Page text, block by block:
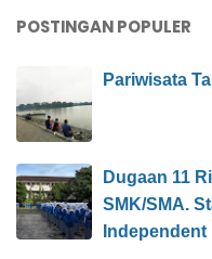
POSTINGAN POPULER
Pariwisata
Dugaan 11
SMK/SMA.
Independent